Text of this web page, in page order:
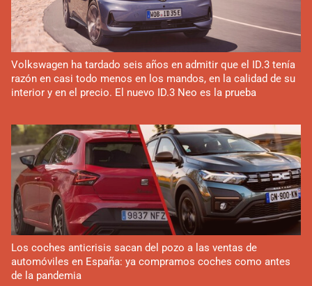
Volkswagen ha tardado seis años en admitir que el ID.3 tenía
razón en casi todo menos en los mandos, en la calidad de su
interior y en el precio. El nuevo ID.3 Neo es la prueba
Los coches anticrisis sacan del pozo a las ventas de
automóviles en España: ya compramos coches como antes
de la pandemia